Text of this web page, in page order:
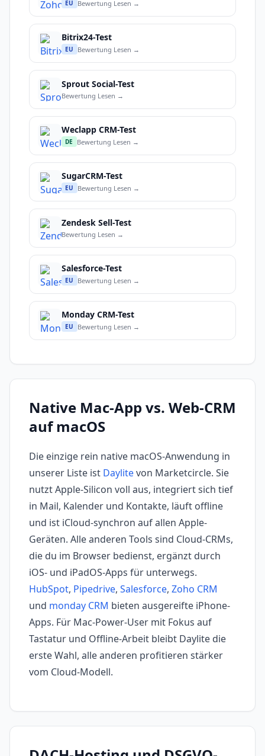
EU Bewertung Lesen →
Bitrix24-Test
EU Bewertung Lesen →
Sprout Social-Test
Bewertung Lesen →
Weclapp CRM-Test
DE Bewertung Lesen →
SugarCRM-Test
EU Bewertung Lesen →
Zendesk Sell-Test
Bewertung Lesen →
Salesforce-Test
EU Bewertung Lesen →
Monday CRM-Test
EU Bewertung Lesen →
Native Mac-App vs. Web-CRM
auf macOS
Die einzige rein native macOS-Anwendung in
unserer Liste ist Daylitevon Marketcircle. Sie
nutzt Apple-Silicon voll aus, integriert sich tief
in Mail, Kalender und Kontakte, läuft offline
und ist iCloud-synchron auf allen Apple-
Geräten. Alle anderen Tools sind Cloud-CRMs,
die du im Browser bedienst, ergänzt durch
iOS- und iPadOS-Apps für unterwegs.
HubSpot, Pipedrive, Salesforce, Zoho CRM
und monday CRM bieten ausgereifte iPhone-
Apps. Für Mac-Power-User mit Fokus auf
Tastatur und Offline-Arbeit bleibt Daylite die
erste Wahl, alle anderen profitieren stärker
vom Cloud-Modell.